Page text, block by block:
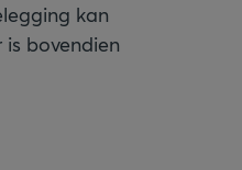
kan
bovendien